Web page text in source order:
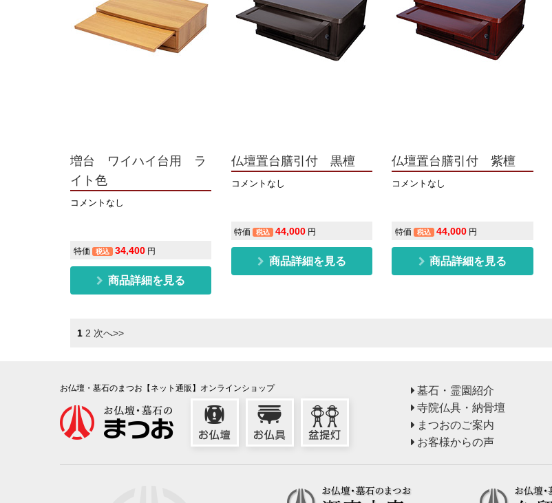
増台 ワイハイ台用 ラ
イト色
コメントなし
特価 税込 34,400円
商品詳細を見る
仏壇置台膳引付 黒檀
コメントなし
特価 税込 44,000 円
商品詳細を見る
仏壇置台膳引付 紫檀
コメントなし
特価 税込 44,000 円
商品詳細を見る
1 2 次へ>>
お仏壇・墓石のまつお【ネット通販】オンラインショップ
墓石・霊園紹介
寺院仏具・納骨壇
まつおのご案内
お客様からの声